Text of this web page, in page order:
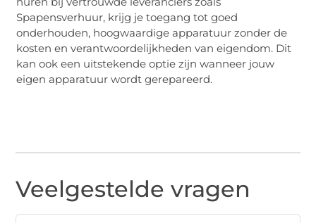
Spapensverhuur, krijg je toegang tot goed
onderhouden, hoogwaardige apparatuur zonder de
kosten en verantwoordelijkheden van eigendom. Dit
kan ook een uitstekende optie zijn wanneer jouw
eigen apparatuur wordt gerepareerd.
Veelgestelde vragen